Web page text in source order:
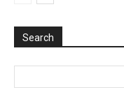
Search